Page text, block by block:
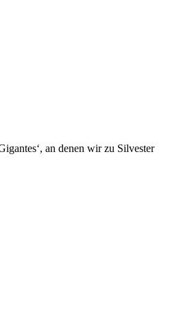
an denen wir zu Silvester